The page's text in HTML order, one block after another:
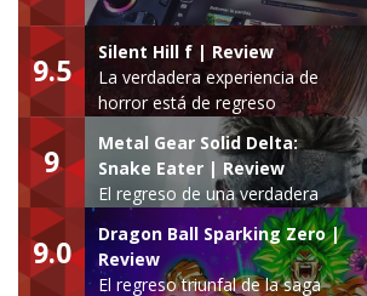
9.5
Silent Hill f | Review
La verdadera experiencia de
horror está de regreso
9
Metal Gear Solid Delta:
Snake Eater | Review
El regreso de una verdadera
leyenda
9.0
Dragon Ball Sparking Zero |
Review
El regreso triunfal de la saga